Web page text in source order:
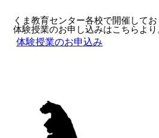
くま教育センター各校で開催してお
体験授業のお申し込みはこちらより
体験授業のお申込み